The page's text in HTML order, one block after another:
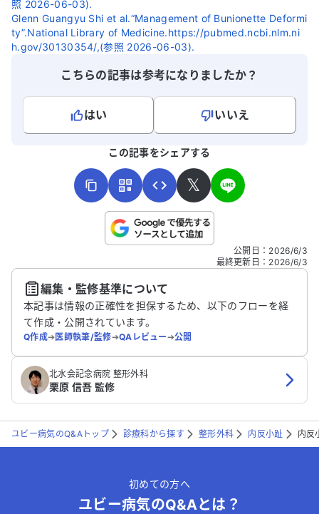
照 2026-06-03).
Glenn Guangyu Shi et al.“Management of Bunionette Deformi
ty”.National Library of Medicine.https://pubmed.ncbi.nlm.ni
h.gov/30130354/,(参照 2026-06-03).
こちらの記事は参考になりましたか？
はい
いいえ
こちらは送信専用のフォームです。氏名やご自身の病気の詳細な
送信する
この記事をシェアする
𝕏
公開日 ： 2026/6/3
最終更新日 ： 2026/6/3
編集・監修基準について
本記事は情報の正確性を担保するため、以下のフローを経
て作成・公開されています。
Q作成➔医師執筆/監修➔QAレビュー➔公開
北水会記念病院 整形外科
栗原 信吾 監修
ユビー病気のQ&Aトップ 診療科から探す 整形外科 内反小趾 内反
初めての方へ
ユビー病気のQ&Aとは？